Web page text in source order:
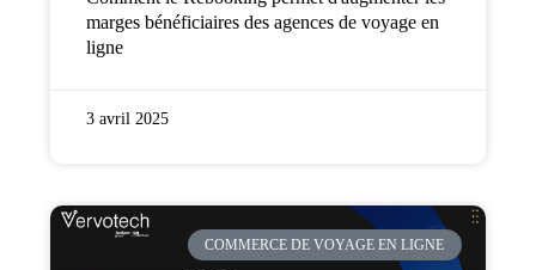
marges bénéficiaires des agences de voyage en
ligne
3 avril 2025
COMMERCE DE VOYAGE EN LIGNE